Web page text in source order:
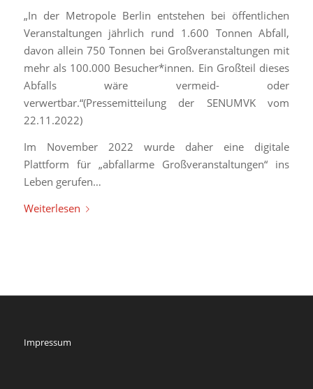
„In der Metropole Berlin entstehen bei öffentlichen
Veranstaltungen jährlich rund 1.600 Tonnen Abfall,
davon allein 750 Tonnen bei Großveranstaltungen mit
mehr als 100.000 Besucher*innen. Ein Großteil dieses
Abfalls wäre vermeid- oder
verwertbar.“(Pressemitteilung der SENUMVK vom
22.11.2022)
Im November 2022 wurde daher eine digitale
Plattform für „abfallarme Großveranstaltungen“ ins
Leben gerufen…
Weiterlesen
Impressum